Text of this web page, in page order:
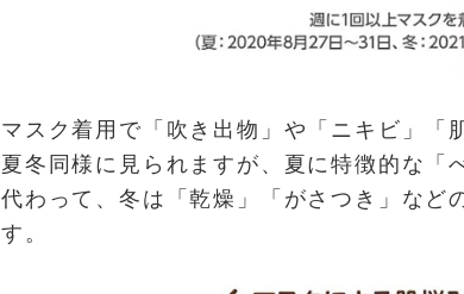
マスク着用で「吹き出物」や「ニキビ」「
夏冬同様に見られますが、夏に特徴的な「
代わって、冬は「乾燥」「がさつき」など
す。